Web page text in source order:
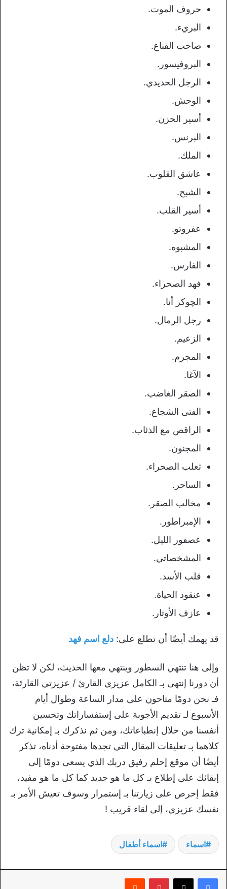
حروف الموت.
البريء.
صاحب القناع.
البروفيسور.
الرجل الحديدي.
الوحش.
أسير الحزن.
البرنس.
الملك.
عاشق القلوب.
الشبح.
أسير القلب.
عفروتو.
المشبوه.
الفارس.
فهد الصحراء.
الچوكر أنا.
رجل الرمال.
الزعيم.
المجرم.
الآغا.
الصقر الغاضب.
الفتى الشجاع.
الراقص مع الذئاب.
المجنون.
ثعلب الصحراء.
الساحر.
مخالب الصقر.
الإمبراطور.
عصفور الليل.
المشخصاتي.
قلب الأسد.
عنقود الحياة.
عازف الأوتار.
قد يهمك أيضًا أن تطلع على: دلع اسم فهد
وإلى هنا تنتهي السطور وينتهي معها الحديث، لكن لا تظن
أن دورنا إنتهى بـ الكامل عزيزي القارئ / عزيزتي القارئة،
فـ نحن دومًا متاحون على مدار الساعة وطوال أيام
الأسبوع لـ تقديم الأجوبة على إستفساراتك وتحسين
أنفسنا من خلال إنطباعاتك، ومن ثم نذكرك بـ إمكانية ترك
كلاهما بـ تعليقات المقال التي تجدها مفتوحة أدناه، تذكر
أيضًا أن موقع إحلم رفيق دربك الذي يسعى دومًا إلى
إبقائك على إطلاع بـ كل ما هو جديد كما كل ما هو مفيد،
فقط إحرص على زيارتنا بـ إستمرار وسوف تعيش الأمر بـ
نفسك عزيزي، إلى لقاء قريب !
اسماء اسماء أطفال
بينتيريست